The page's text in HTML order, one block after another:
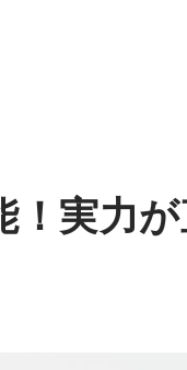
実力